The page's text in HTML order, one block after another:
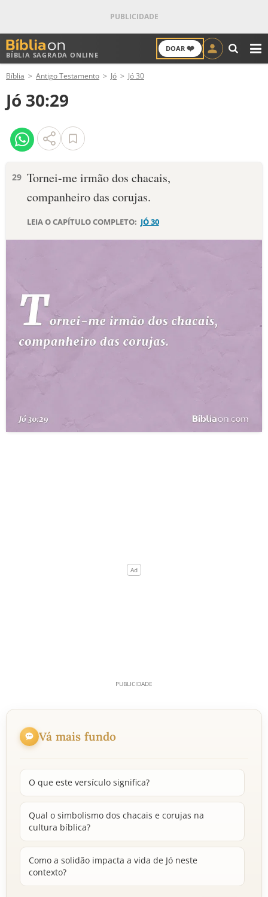
BÍBLIA SAGRADA ONLINE
DOAR ❤️
ANTIGO TESTAMENTO
NOVO TESTAMENTO
VERSÍCULOS
PALAVRA DO DIA
10 MANDAMENTOS
ESTUDOS BÍBLICOS
ESBOÇOS DE PREGAÇÃO
PERGUNTE À BÍBLIA
Bíblia Antigo Testamento Jó Jó 30
Jó 30:29
29 Tornei-me irmão dos chacais,
companheiro das corujas.
LEIA O CAPÍTULO COMPLETO: JÓ 30
Vá mais fundo
O que este versículo significa?
Qual o simbolismo dos chacais e corujas na
cultura bíblica?
Como a solidão impacta a vida de Jó neste
contexto?